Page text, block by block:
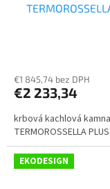
€1 845,74 bez DPH
€2 233,34
krbová kachlová
TERMOROSSELLA
EKODESIGN